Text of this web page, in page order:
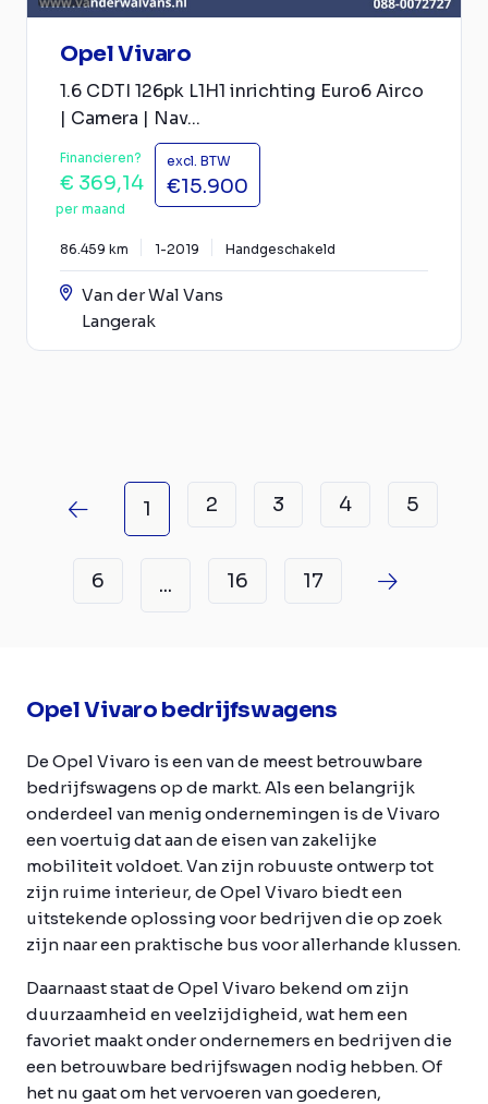
Opel Vivaro
1.6 CDTI 126pk L1H1 inrichting Euro6 Airco
| Camera | Nav...
Financieren?
€ 369,14
per maand
excl. BTW
€15.900
86.459 km 1-2019 Handgeschakeld
Van der Wal Vans
Langerak
1 2 3 4 5
6 ... 16 17
Opel Vivaro bedrijfswagens
De Opel Vivaro is een van de meest betrouwbare
bedrijfswagens op de markt. Als een belangrijk
onderdeel van menig ondernemingen is de Vivaro
een voertuig dat aan de eisen van zakelijke
mobiliteit voldoet. Van zijn robuuste ontwerp tot
zijn ruime interieur, de Opel Vivaro biedt een
uitstekende oplossing voor bedrijven die op zoek
zijn naar een praktische bus voor allerhande klussen.
Daarnaast staat de Opel Vivaro bekend om zijn
duurzaamheid en veelzijdigheid, wat hem een
favoriet maakt onder ondernemers en bedrijven die
een betrouwbare bedrijfswagen nodig hebben. Of
het nu gaat om het vervoeren van goederen,